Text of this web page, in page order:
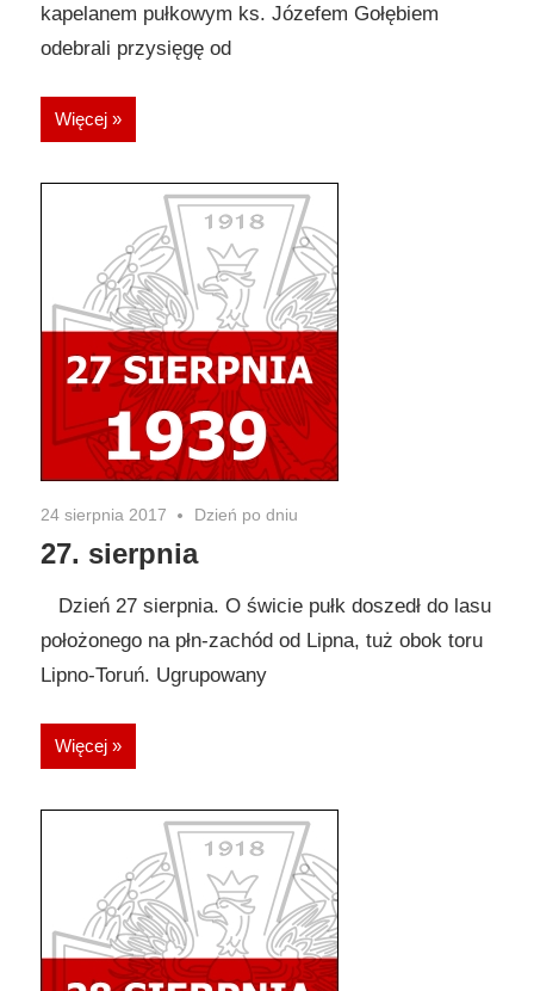
kapelanem pułkowym ks. Józefem Gołębiem
odebrali przysięgę od
Więcej »
24 sierpnia 2017 Dzień po dniu
27. sierpnia
Dzień 27 sierpnia. O świcie pułk doszedł do lasu
położonego na płn-zachód od Lipna, tuż obok toru
Lipno-Toruń. Ugrupowany
Więcej »